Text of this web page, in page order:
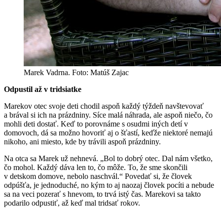
Marek Vadrna. Foto: Matúš Zajac
Odpustil až v tridsiatke
Marekov otec svoje deti chodil aspoň každý týždeň navštevovať
a brával si ich na prázdniny. Síce malá náhrada, ale aspoň niečo, čo
mohli deti dostať. Keď to porovnáme s osudmi iných detí v
domovoch, dá sa možno hovoriť aj o šťastí, keďže niektoré nemajú
nikoho, ani miesto, kde by trávili aspoň prázdniny.
Na otca sa Marek už nehnevá. „Bol to dobrý otec. Dal nám všetko,
čo mohol. Každý dáva len to, čo môže. To, že sme skončili
v detskom domove, nebolo naschvál.“ Povedať si, že človek
odpúšťa, je jednoduché, no kým to aj naozaj človek pocíti a nebude
sa na veci pozerať s hnevom, to trvá istý čas. Marekovi sa takto
podarilo odpustiť, až keď mal tridsať rokov.